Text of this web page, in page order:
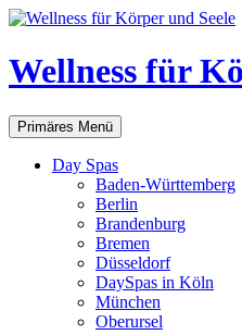
Zum
springen
Wellness für
Suchen
Primäres Menü
Day Spas
Baden-Württemberg
Berlin
Brandenburg
Bremen
Düsseldorf
DaySpas in Köln
München
Oberursel